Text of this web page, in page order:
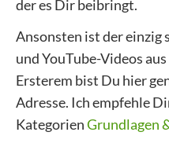
der es Dir beibringt.
Ansonsten ist der einzig
und YouTube-Videos
Ersterem bist Du hier
Adresse. Ich empfehle
KategorienGrundlagen